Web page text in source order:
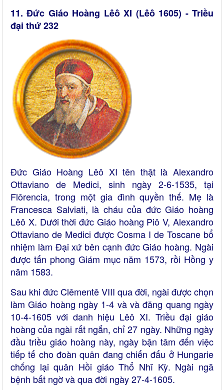
11. Đức Giáo Hoàng Lêô XI (Lêô 1605) - Triều
đại thứ 232
Đức Giáo Hoàng Lêô XI tên thật là Alexandro
Ottaviano de Medici, sinh ngày 2-6-1535, tại
Flôrencia, trong một gia đình quyền thế. Mẹ là
Francesca Salviati, là cháu của đức Giáo hoàng
Lêô X. Dưới thời đức Giáo hoàng Piô V, Alexandro
Ottaviano de Medici được Cosma I de Toscane bổ
nhiệm làm Đại xứ bên cạnh đức Giáo hoàng. Ngài
được tấn phong Giám mục năm 1573, rồi Hồng y
năm 1583.
Sau khi đức Clêmentê VIII qua đời, ngài được chọn
làm Giáo hoàng ngày 1-4 và và đăng quang ngày
10-4-1605 với danh hiệu Lêô XI. Triều đại giáo
hoàng của ngài rất ngắn, chỉ 27 ngày. Những ngày
đầu triều giáo hoàng này, ngày bận tâm đến việc
tiếp tế cho đoàn quân đang chiến đấu ở Hungarie
chống lại quân Hồi giáo Thổ Nhĩ Kỳ. Ngài ngã
bệnh bất ngờ và qua đời ngày 27-4-1605.